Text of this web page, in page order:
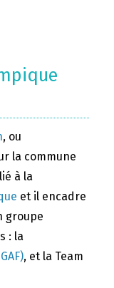
, ou
la commune
à la
et il encadre
groupe
: la
, et la Team